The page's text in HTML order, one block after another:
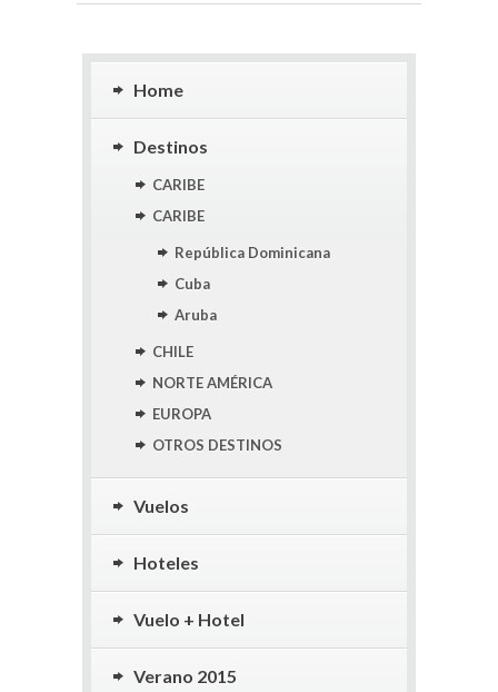
Home
Destinos
CARIBE
CARIBE
República Dominicana
Cuba
Aruba
CHILE
NORTE AMÉRICA
EUROPA
OTROS DESTINOS
Vuelos
Hoteles
Vuelo + Hotel
Verano 2015